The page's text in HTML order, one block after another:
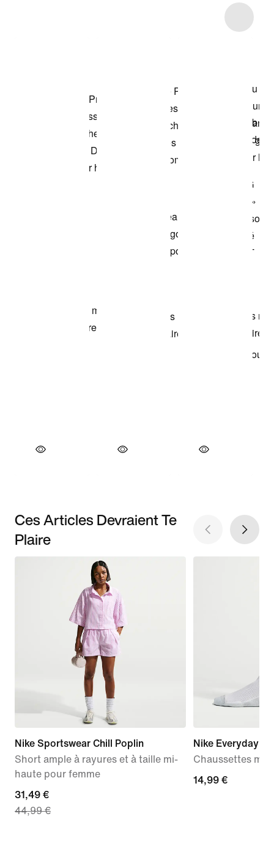
Ces Articles Devraient Te
Plaire
Nike Sportswear Chill Poplin
Short ample à rayures et à taille mi-
haute pour femme
current
price
31,49 €
44,99 €
Nike Everyday
Chaussettes mi-
14,99 €
14,99 €